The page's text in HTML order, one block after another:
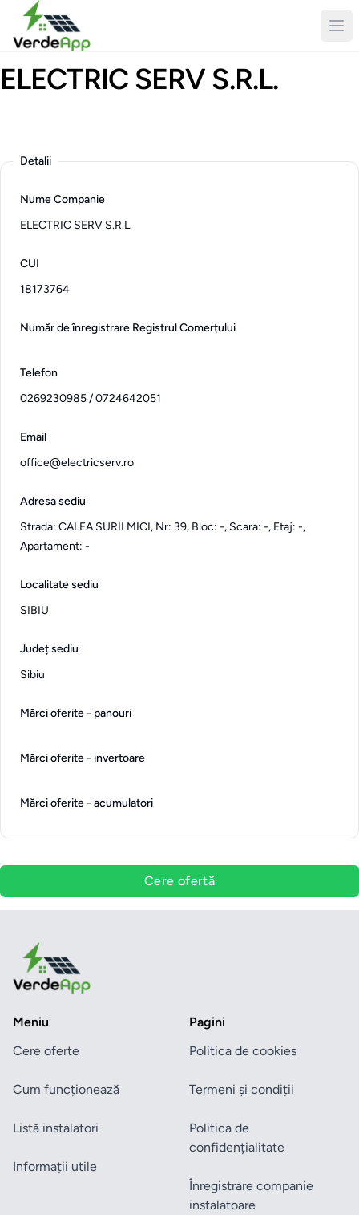
ELECTRIC SERV S.R.L.
Detalii
Nume Companie
ELECTRIC SERV S.R.L.
CUI
18173764
Număr de înregistrare Registrul Comerțului
Telefon
0269230985 / 0724642051
Email
office@electricserv.ro
Adresa sediu
Strada: CALEA SURII MICI, Nr: 39, Bloc: -, Scara: -, Etaj: -,
Apartament: -
Localitate sediu
SIBIU
Județ sediu
Sibiu
Mărci oferite - panouri
Mărci oferite - invertoare
Mărci oferite - acumulatori
Cere ofertă
Meniu
Cere oferte
Cum funcționează
Listă instalatori
Informații utile
Pagini
Politica de cookies
Termeni și condiții
Politica de
confidențialitate
Înregistrare companie
instalatoare